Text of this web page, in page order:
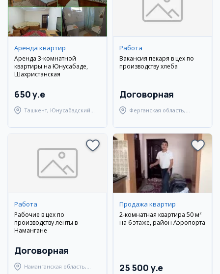
Аренда квартир
Аренда 3-комнатной
квартиры на Юнусабаде,
Шахристанская
650 y.e
Ташкент, Юнусабадский
Работа
Вакансия пекаря в цех по
производству хлеба
Договорная
Ферганская область,
Работа
Рабочие в цех по
производству ленты в
Намангане
Договорная
Наманганская область,
Продажа квартир
2-комнатная квартира 50 м²
на 6 этаже, район Аэропорта
25 500 y.e